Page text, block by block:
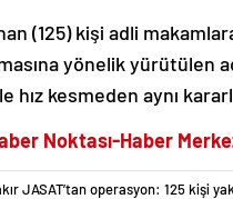
(125) kişi adli
yönelik yürütülen
hız kesmeden aynı
Noktası-Haber
JASAT’tan operasyon: 125 kişi